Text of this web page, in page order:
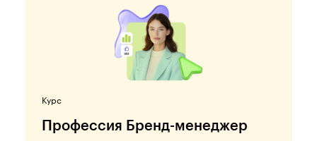
Курс
Профессия Бренд-менеджер